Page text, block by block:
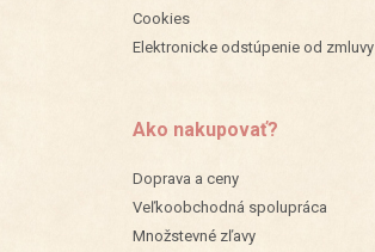
Cookies
Elektronicke odstúpenie od zmluvy
Ako nakupovať?
Doprava a ceny
Veľkoobchodná spolupráca
Množstevné zľavy